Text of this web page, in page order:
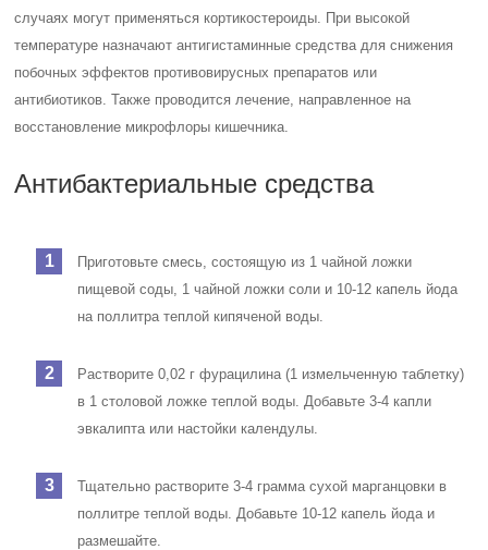
случаях могут применяться кортикостероиды. При высокой
температуре назначают антигистаминные средства для снижения
побочных эффектов противовирусных препаратов или
антибиотиков. Также проводится лечение, направленное на
восстановление микрофлоры кишечника.
Антибактериальные средства
Приготовьте смесь, состоящую из 1 чайной ложки
пищевой соды, 1 чайной ложки соли и 10-12 капель йода
на поллитра теплой кипяченой воды.
Растворите 0,02 г фурацилина (1 измельченную таблетку)
в 1 столовой ложке теплой воды. Добавьте 3-4 капли
эвкалипта или настойки календулы.
Тщательно растворите 3-4 грамма сухой марганцовки в
поллитре теплой воды. Добавьте 10-12 капель йода и
размешайте.